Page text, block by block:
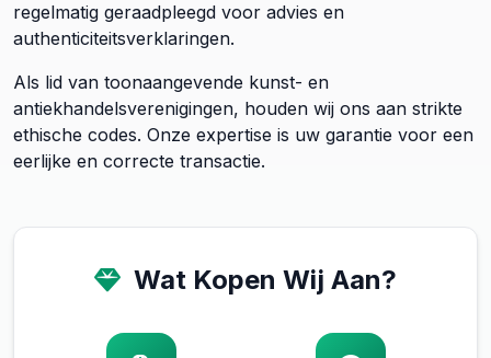
regelmatig geraadpleegd voor advies en
authenticiteitsverklaringen.
Als lid van toonaangevende kunst- en
antiekhandelsverenigingen, houden wij ons aan strikte
ethische codes. Onze expertise is uw garantie voor een
eerlijke en correcte transactie.
Wat Kopen Wij Aan?